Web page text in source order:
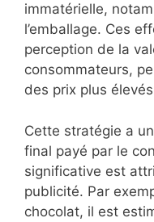
immatérielle,
l’emballage. Ces
perception de la
consommateurs,
des prix plus
Cette stratégie a
final payé par le
significative est
publicité. Par
chocolat, il est